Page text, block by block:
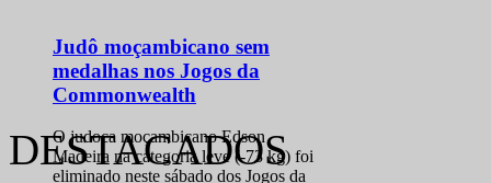
Judô moçambicano sem
medalhas nos Jogos da
Commonwealth
O judoca moçambicano Edson
Madeira na categoria leve (-73 kg) foi
eliminado neste sábado dos Jogos da
DESTACADOS